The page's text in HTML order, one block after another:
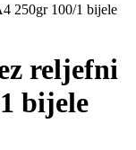
250gr 100/1 bijele
reljefni
bijele